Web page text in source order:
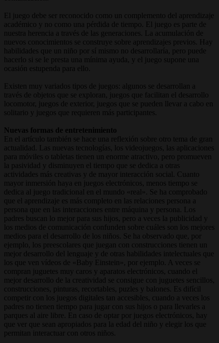
El juego debe ser reconocido como un complemento del aprendizaje
académico y no como una pérdida de tiempo. El juego es parte de
nuestra herencia a través de las generaciones. La acumulación de
nuevos conocimientos se construye sobre aprendizajes previos. Hay
habilidades que un niño por sí mismo no desarrollaría, pero puede
hacerlo si se le presta una mínima ayuda, y el juego supone una
ocasión estupenda para ello.
Existen muy variados tipos de juegos: algunos se desarrollan a
través de objetos que se exploran, juegos que facilitan el desarrollo
locomotor, juegos de exterior, juegos que se pueden llevar a cabo en
solitario y juegos que requieren más participantes.
Nuevas formas de entretenimiento
En el artículo también se hace una reflexión sobre otro tema de gran
actualidad. Las nuevas tecnologías, los videojuegos, las aplicaciones
para móviles o tabletas tienen un enorme atractivo, pero promueven
la pasividad y disminuyen el tiempo que se dedica a otras
actividades más creativas y de mayor interacción social. Cuanto
mayor inmersión haya en juegos electrónicos, menos tiempo se
dedica al juego tradicional en el mundo «real». Se ha comprobado
que el aprendizaje es más completo en las relaciones persona a
persona que en las interacciones entre máquina y persona. Los
padres buscan lo mejor para sus hijos, pero a veces la publicidad y
los medios de comunicación confunden sobre cuáles son los mejores
medios para el desarrollo de los niños. Se ha observado que, por
ejemplo, los preescolares que juegan con construcciones tienen un
mejor desarrollo del lenguaje y de otras habilidades intelectuales que
los que ven vídeos de «Baby Einstein», por ejemplo. A veces se
compran juguetes muy caros y aparatos electrónicos, cuando el
mejor desarrollo de la creatividad se consigue con juguetes sencillos,
construcciones, pinturas, recortables, puzles y balones. Es difícil
competir con los juegos digitales tan accesibles, cuando a veces los
padres no tienen tiempo para jugar con sus hijos o para llevarles a
parques al aire libre. En caso de optar por juegos electrónicos, hay
que ver que sean apropiados para la edad del niño y elegir los que
permitan interactuar con otros niños.